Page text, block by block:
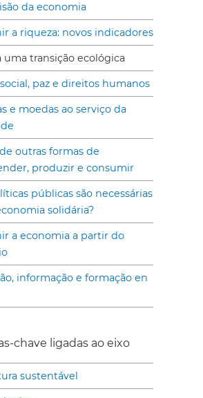
da economia
a riqueza: novos indicadores
uma transição ecológica
paz e direitos humanos
e moedas ao serviço da
outras formas de
produzir e consumir
públicas são necessárias
solidária?
a economia a partir do
informação e formação en
chave ligadas ao eixo
sustentável